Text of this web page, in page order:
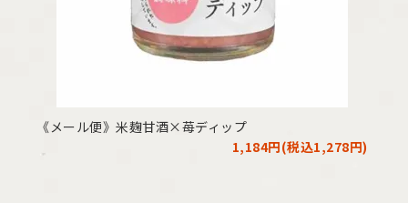
《メール便》米麹甘酒×苺ディップ
1,184円(税込1,278円)